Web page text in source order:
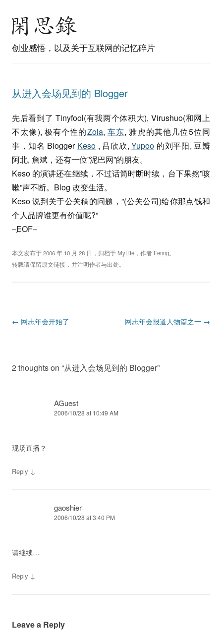
创业感悟，以及关于互联网的记忆碎片
从进入会场见到的 Blogger
先后看到了 Tinyfool(有我两个体积大), Virushuo(和网上
不太像), 极有个性的Zola, 车东, 雅虎的其他几位5位同
事，知名 Blogger Keso , 吕欣欣,Yupoo 的刘平阳, 豆瓣
阿北, 詹斌，还有一位”泥巴网”的朋友。
Keso 的演讲还在继续，不过话筒时断时续，台下果然”咳
嗽”声不断。Blog 改变生活。
Keso 说到关于公关稿的问题，”(公关公司)给你那点钱和
个人品牌谁更有价值呢?”
–EOF–
本文发布于2006 年 10 月 28 日 ，归档于 MyLife ，作者 Fenng。
转载请保留原文链接，并注明作者与出处。
Post navigation
← 网志年会开始了 网志年会报道人物篇之一 →
2 thoughts on “从进入会场见到的 Blogger”
AGuest
2006/10/28 at 10:49 AM
现场直播？
Reply ↓
gaoshier
2006/10/28 at 3:40 PM
请继续…
Reply ↓
Leave a Reply